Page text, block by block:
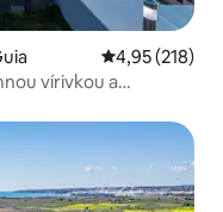
Priemerné
4,95 (218)
vírivkou a